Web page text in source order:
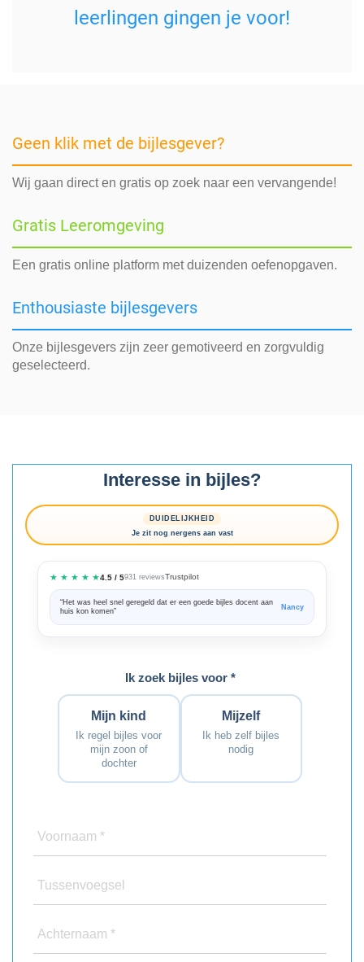
leerlingen gingen je voor!
Geen klik met de bijlesgever?
Wij gaan direct en gratis op zoek naar een vervangende!
Gratis Leeromgeving
Een gratis online platform met duizenden oefenopgaven.
Enthousiaste bijlesgevers
Onze bijlesgevers zijn zeer gemotiveerd en zorgvuldig
geselecteerd.
Interesse in bijles?
DUIDELIJKHEID
Je zit nog nergens aan vast
★ ★ ★ ★ ★4.5 / 5931 reviewsTrustpilot
“Het was heel snel geregeld dat er een goede bijles docent aan
huis kon komen”
Nancy
Ik zoek bijles voor *
Mijn kind
Ik regel bijles voor
mijn zoon of
dochter
Mijzelf
Ik heb zelf bijles
nodig
Voornaam *
Tussenvoegsel
Achternaam *